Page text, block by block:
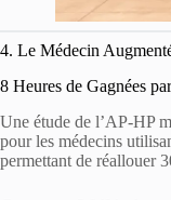
4. Le Médecin
8 Heures de Gagnées
Une étude de l’AP-HP
pour les médecins
permettant de réallouer